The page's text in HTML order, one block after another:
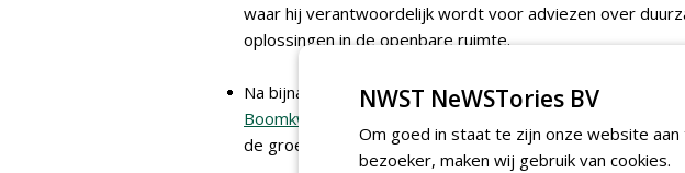
waar hij verantwoordelijk wordt voor adviezen over
oplossingen in de openbare ruimte.
Na bijna drie jaar als scholingsconsulent te hebben
Boomkwekerij
de groene en agrarische sector in de functie
NWST NeWSTories BV
Om goed in staat te zijn onze website
bezoeker, maken wij gebruik van cookies.